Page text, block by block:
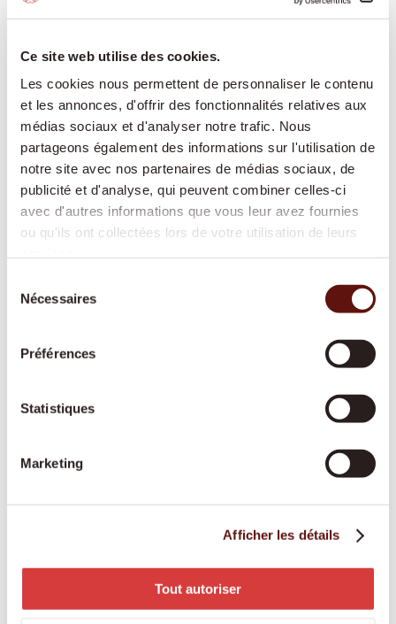
Ce site web utilise des cookies.
Les cookies nous permettent de personnaliser le contenu
et les annonces, d'offrir des fonctionnalités relatives aux
médias sociaux et d'analyser notre trafic. Nous
partageons également des informations sur l'utilisation de
notre site avec nos partenaires de médias sociaux, de
publicité et d'analyse, qui peuvent combiner celles-ci
avec d'autres informations que vous leur avez fournies
ou qu'ils ont collectées lors de votre utilisation de leurs
Nécessaires
Préférences
Statistiques
Marketing
Afficher les détails
Tout autoriser
hospitalisation et adaptons
l’accompagnement au rythme de votre
rétablissement.
Une présence active ou prête à intervenir
durant la nuit, pour offrir davantage de
sécurité et de tranquillité à toute la famille.
assurances-maladie et adaptée à vos besoins.
d’un accompagnement professionnel tout au